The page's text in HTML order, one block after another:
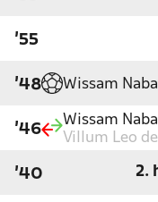
'55
'48 Wissam
'46
Wissam
Villum Leo
'40 2.